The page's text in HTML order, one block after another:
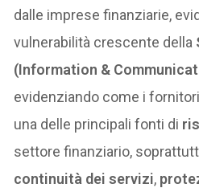
dalle imprese finanziarie,
vulnerabilità crescente della
(Information &
evidenziando come i
una delle principali fonti di
settore finanziario,
continuità dei servizi,